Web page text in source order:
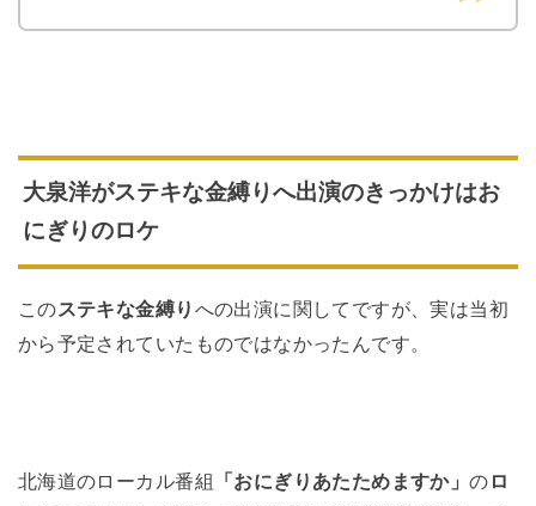
大泉洋がステキな金縛りへ出演のきっかけはお
にぎりのロケ
このステキな金縛り への出演に関してですが、実は当初
から予定されていたものではなかったんです。
北海道のローカル番組 「おにぎりあたためますか」の ロ